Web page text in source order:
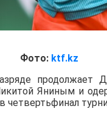
Фото: ktf.kz
продолжает
Яниным и
четвертьфинал